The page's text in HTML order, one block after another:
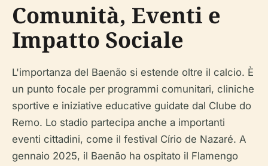
Comunità, Eventi e
Impatto Sociale
L'importanza del Baenão si estende oltre il calcio. È
un punto focale per programmi comunitari, cliniche
sportive e iniziative educative guidate dal Clube do
Remo. Lo stadio partecipa anche a importanti
eventi cittadini, come il festival Círio de Nazaré. A
gennaio 2025, il Baenão ha ospitato il Flamengo